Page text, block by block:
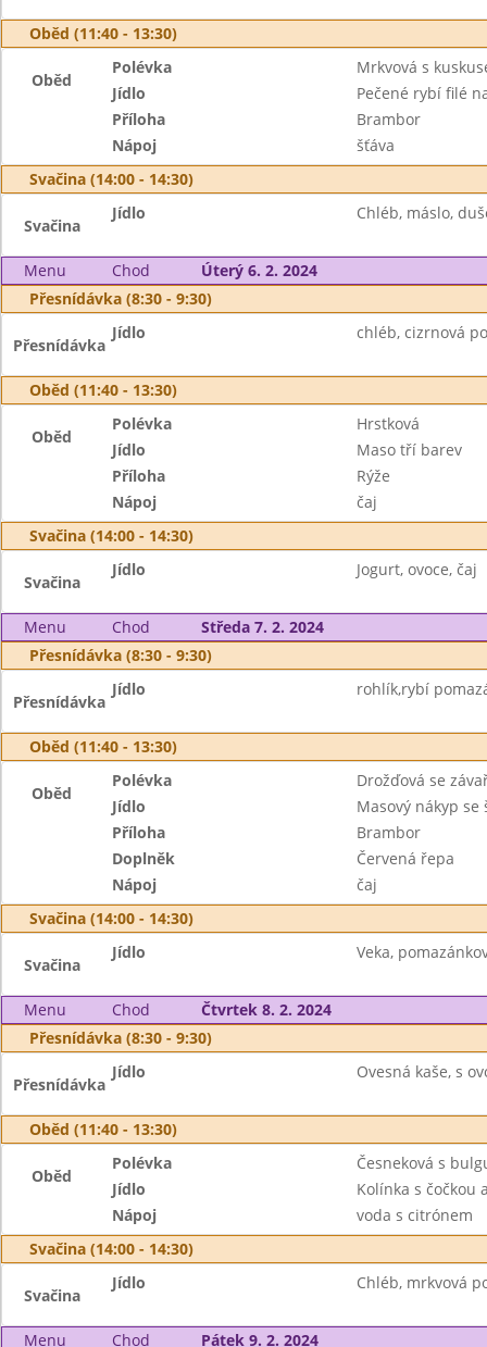
Oběd (11:40 - 13:30)
Oběd
Polévka
Mrkvová s
Jídlo
Pečené rybí filé
Příloha
Brambor
Nápoj
šťáva
Svačina (14:00 - 14:30)
Svačina
Jídlo Chléb, máslo,
Menu Chod
Úterý 6. 2. 2024
Přesnídávka (8:30 - 9:30)
Přesnídávka
Jídlo chléb, cizrnová
Oběd (11:40 - 13:30)
Oběd
Polévka
Hrstková
Jídlo
Maso tří barev
Příloha
Rýže
Nápoj
čaj
Svačina (14:00 - 14:30)
Svačina
Jídlo Jogurt, ovoce, čaj
Menu Chod
Středa 7. 2. 2024
Přesnídávka (8:30 - 9:30)
Přesnídávka
Jídlo rohlík,rybí
Oběd (11:40 - 13:30)
Oběd
Polévka
Drožďová se
Jídlo
Masový nákyp se
Příloha
Brambor
Doplněk
Červená řepa
Nápoj
čaj
Svačina (14:00 - 14:30)
Svačina
Jídlo Veka,
Menu Chod
Čtvrtek 8. 2. 2024
Přesnídávka (8:30 - 9:30)
Přesnídávka
Jídlo Ovesná kaše, s
Oběd (11:40 - 13:30)
Oběd
Polévka
Česneková s
Jídlo
Kolínka s čočkou
Nápoj
voda s citrónem
Svačina (14:00 - 14:30)
Svačina
Jídlo Chléb, mrkvová
Menu Chod
Pátek 9. 2. 2024